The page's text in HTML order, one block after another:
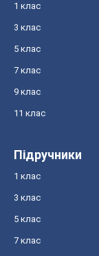
1 клас
3 клас
5 клас
7 клас
9 клас
11 клас
Підручники
1 клас
3 клас
5 клас
7 клас